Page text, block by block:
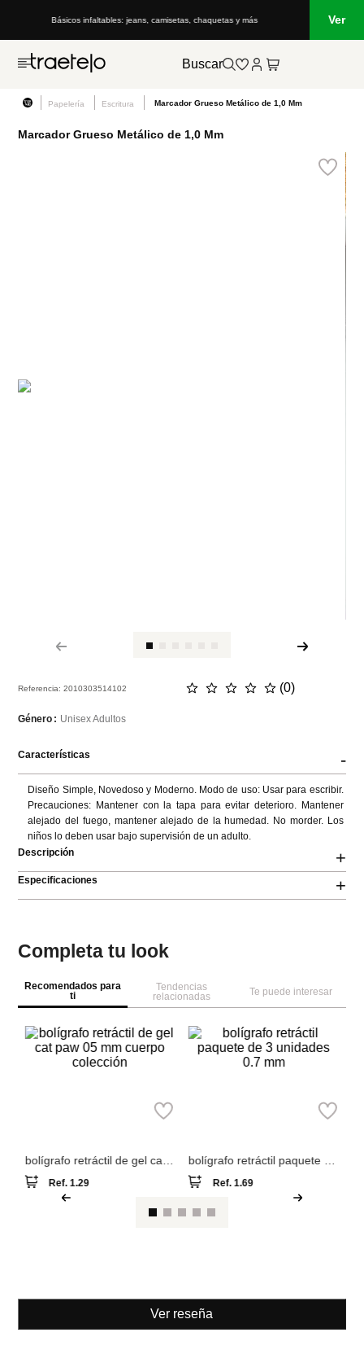
Básicos infaltables: jeans, camisetas, chaquetas y más Ver
Buscar
Papelería Escritura Marcador Grueso Metálico de 1,0 Mm
Marcador Grueso Metálico de 1,0 Mm
Referencia:2010303514102 ☆ ☆ ☆ ☆ ☆ (0)
Género Unisex Adultos
Características -
Diseño Simple, Novedoso y Moderno. Modo de uso: Usar para escribir.
Precauciones: Mantener con la tapa para evitar deterioro. Mantener
alejado del fuego, mantener alejado de la humedad. No morder. Los
niños lo deben usar bajo supervisión de un adulto.
Descripción
+
Especificaciones +
Completa tu look
Recomendados para
ti
Tendencias
relacionadas
Te puede interesar
bolígrafo retráctil de gel cat
paw 05 mm cuerpo colección
Ref.1.29
bolígrafo retráctil paquete de
3 unidades 0.7 mm
Ref. 1.69
Ver reseña